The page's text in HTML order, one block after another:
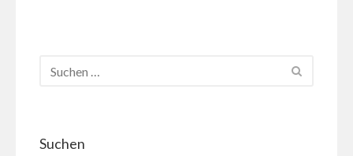
Suchen